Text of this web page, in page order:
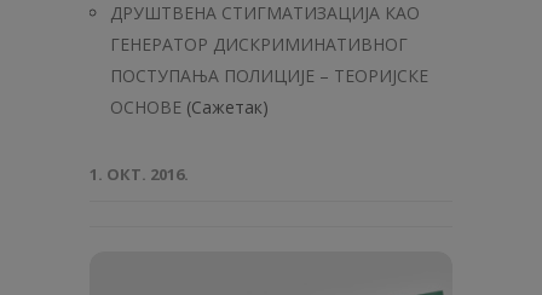
ДРУШТВЕНА СТИГМАТИЗАЦИЈА КАО
ГЕНЕРАТОР ДИСКРИМИНАТИВНОГ
ПОСТУПАЊА ПОЛИЦИЈЕ – ТЕОРИЈСКЕ
ОСНОВЕ (Сажетак)
1. ОКТ. 2016.